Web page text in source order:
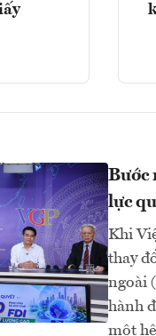
Bước
lực
Khi
thay
ngoài
hành
một